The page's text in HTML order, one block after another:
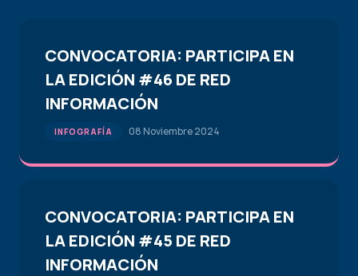
CONVOCATORIA: PARTICIPA EN
LA EDICIÓN #46 DE RED
INFORMACIÓN
INFOGRAFÍA 08 Noviembre 2024
CONVOCATORIA: PARTICIPA EN
LA EDICIÓN #45 DE RED
INFORMACIÓN